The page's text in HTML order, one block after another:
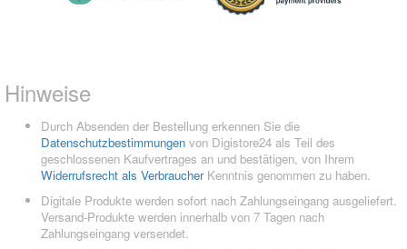
Hinweise
Durch Absenden der Bestellung erkennen Sie die
Datenschutzbestimmungen von Digistore24 als Teil des
geschlossenen Kaufvertrages an und bestätigen, von Ihrem
Widerrufsrecht als VerbraucherKenntnis genommen zu haben.
Digitale Produkte werden sofort nach Zahlungseingang ausgeliefert.
Versand-Produkte werden innerhalb von 7 Tagen nach
Zahlungseingang versendet.